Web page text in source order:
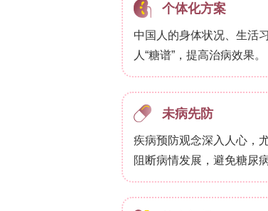
纯膜接触角136.45°(强疏水，
0.5%→131.14°，
基团增强表面与水相互作用，
纯膜LAC仅1.49%；0.5%和
5% RoHi达249.38%。亲水基
性创面敷料临床可接受范围
3.5 Cell Viability of RoHi-